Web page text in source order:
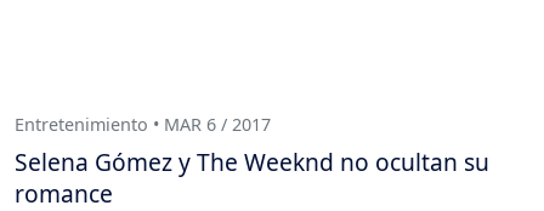
Entretenimiento • MAR 6 / 2017
Selena Gómez y The Weeknd no ocultan su
romance